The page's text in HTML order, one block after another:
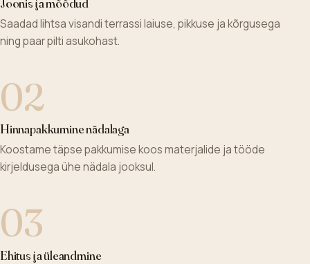
Joonis ja mõõdud
Saadad lihtsa visandi terrassi laiuse, pikkuse ja kõrgusega
ning paar pilti asukohast.
02
Hinnapakkumine nädalaga
Koostame täpse pakkumise koos materjalide ja tööde
kirjeldusega ühe nädala jooksul.
03
Ehitus ja üleandmine